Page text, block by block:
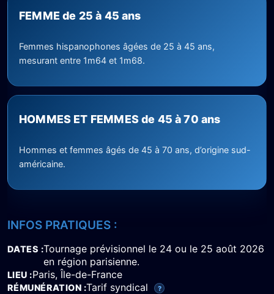
FEMME de 25 à 45 ans
Femmes hispanophones âgées de 25 à 45 ans,
mesurant entre 1m64 et 1m68.
HOMMES ET FEMMES de 45 à 70 ans
Hommes et femmes âgés de 45 à 70 ans, d’origine sud-
américaine.
INFOS PRATIQUES :
DATES Tournage prévisionnel le 24 ou le 25 août 2026
en région parisienne.
LIEU Paris, Île-de-France
RÉMUNÉRATION Tarif syndical ?